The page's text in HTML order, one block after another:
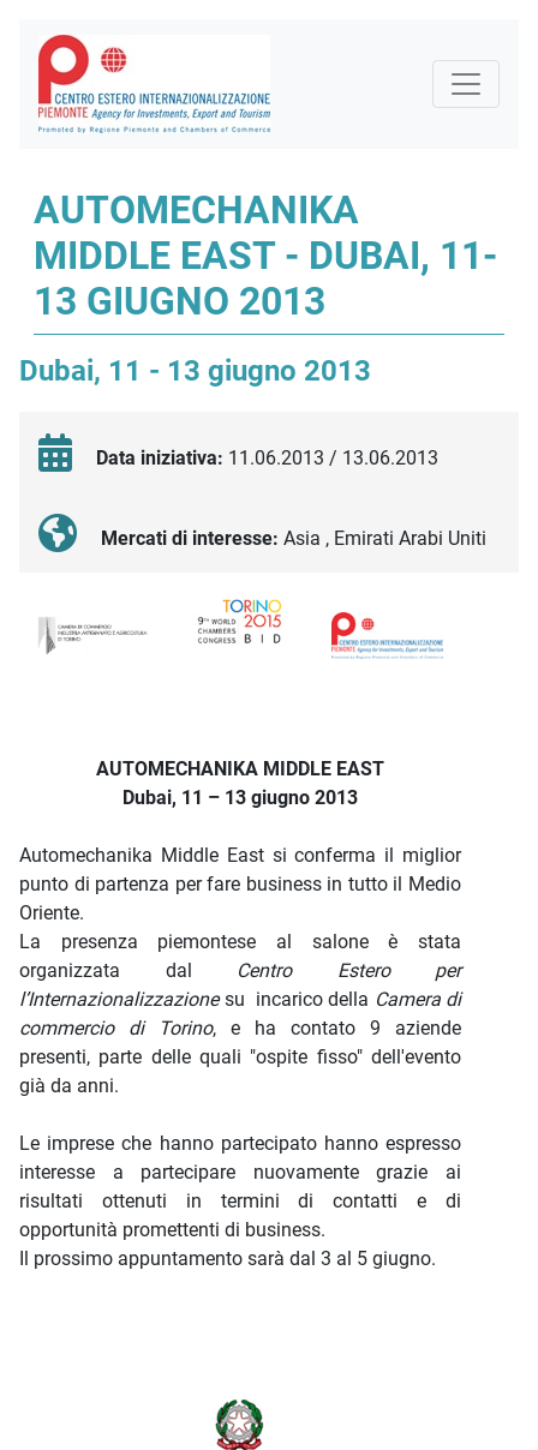
AUTOMECHANIKA
MIDDLE EAST - DUBAI, 11-
13 GIUGNO 2013
Dubai, 11 - 13 giugno 2013
Data iniziativa: 11.06.2013 / 13.06.2013
Mercati di interesse: Asia , Emirati Arabi Uniti
AUTOMECHANIKA MIDDLE EAST
Dubai, 11 – 13 giugno 2013
Automechanika Middle East si conferma il miglior
punto di partenza per fare business in tutto il Medio
Oriente.
La presenza piemontese al salone è stata
organizzata dal
Centro Estero per
l’Internazionalizzazionesu incarico della Camera di
commercio di Torino, e ha contato 9 aziende
presenti, parte delle quali "ospite fisso" dell'evento
già da anni.
Le imprese che hanno partecipato hanno espresso
interesse a partecipare nuovamente grazie ai
risultati ottenuti in termini di contatti e di
opportunità promettenti di business.
Il prossimo appuntamento sarà dal 3 al 5 giugno.